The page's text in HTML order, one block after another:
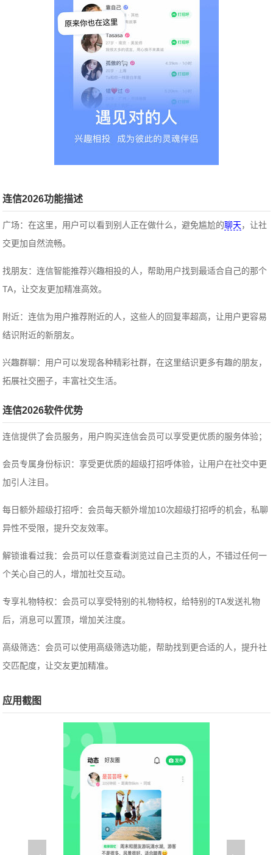
连信2026功能描述
广场：在这里，用户可以看到别人正在做什么，避免尴尬的聊天，让社
交更加自然流畅。
找朋友：连信智能推荐兴趣相投的人，帮助用户找到最适合自己的那个
TA，让交友更加精准高效。
附近：连信为用户推荐附近的人，这些人的回复率超高，让用户更容易
结识附近的新朋友。
兴趣群聊：用户可以发现各种精彩社群，在这里结识更多有趣的朋友，
拓展社交圈子，丰富社交生活。
连信2026软件优势
连信提供了会员服务，用户购买连信会员可以享受更优质的服务体验；
会员专属身份标识：享受更优质的超级打招呼体验，让用户在社交中更
加引人注目。
每日额外超级打招呼：会员每天额外增加10次超级打招呼的机会，私聊
异性不受限，提升交友效率。
解锁谁看过我：会员可以任意查看浏览过自己主页的人，不错过任何一
个关心自己的人，增加社交互动。
专享礼物特权：会员可以享受特别的礼物特权，给特别的TA发送礼物
后，消息可以置顶，增加关注度。
高级筛选：会员可以使用高级筛选功能，帮助找到更合适的人，提升社
交匹配度，让交友更加精准。
应用截图